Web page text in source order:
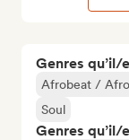
Genres qu’il/
Afrobeat /
Soul
Genres qu’il/